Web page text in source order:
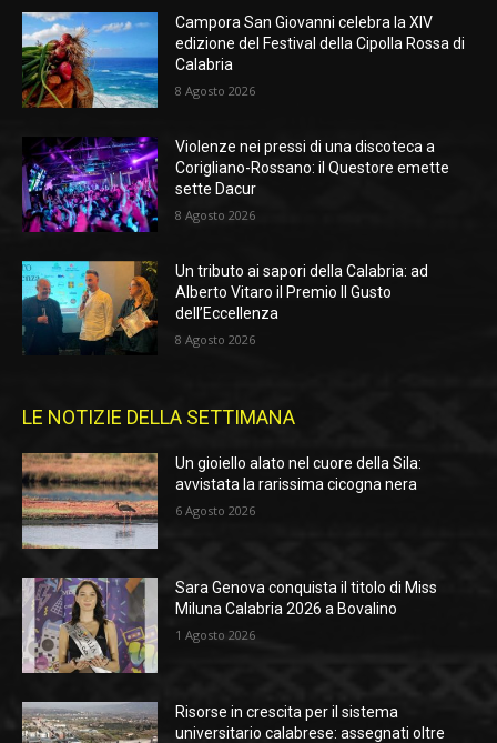
Campora San Giovanni celebra la XIV
edizione del Festival della Cipolla Rossa di
Calabria
8 Agosto 2026
Violenze nei pressi di una discoteca a
Corigliano-Rossano: il Questore emette
sette Dacur
8 Agosto 2026
Un tributo ai sapori della Calabria: ad
Alberto Vitaro il Premio Il Gusto
dell’Eccellenza
8 Agosto 2026
LE NOTIZIE DELLA SETTIMANA
Un gioiello alato nel cuore della Sila:
avvistata la rarissima cicogna nera
6 Agosto 2026
Sara Genova conquista il titolo di Miss
Miluna Calabria 2026 a Bovalino
1 Agosto 2026
Risorse in crescita per il sistema
universitario calabrese: assegnati oltre